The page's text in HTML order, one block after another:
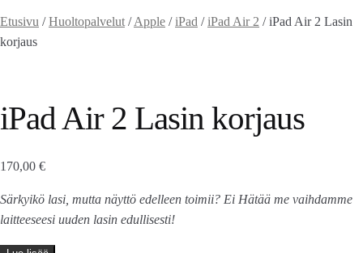
Etusivu /Huoltopalvelut /Apple /iPad /iPad Air 2 /iPad Air 2 Lasin
korjaus
iPad Air 2 Lasin korjaus
170,00 €
Särkyikö lasi, mutta näyttö edelleen toimii? Ei Hätää me vaihdamme
laitteeseesi uuden lasin edullisesti!